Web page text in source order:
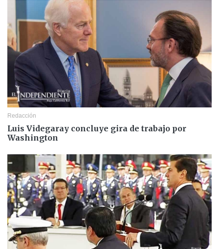
Redacción
Luis Videgaray concluye gira de trabajo por
Washington